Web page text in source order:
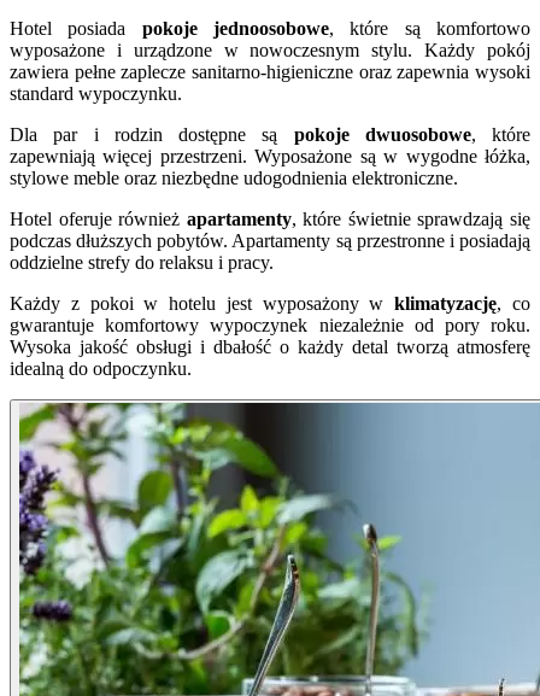
Hotel posiada pokoje jednoosobowe, które są komfortowo
wyposażone i urządzone w nowoczesnym stylu. Każdy pokój
zawiera pełne zaplecze sanitarno-higieniczne oraz zapewnia wysoki
standard wypoczynku.
Dla par i rodzin dostępne są pokoje dwuosobowe, które
zapewniają więcej przestrzeni. Wyposażone są w wygodne łóżka,
stylowe meble oraz niezbędne udogodnienia elektroniczne.
Hotel oferuje również apartamenty, które świetnie sprawdzają się
podczas dłuższych pobytów. Apartamenty są przestronne i posiadają
oddzielne strefy do relaksu i pracy.
Każdy z pokoi w hotelu jest wyposażony wklimatyzację, co
gwarantuje komfortowy wypoczynek niezależnie od pory roku.
Wysoka jakość obsługi i dbałość o każdy detal tworzą atmosferę
idealną do odpoczynku.